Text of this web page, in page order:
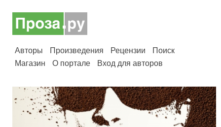
Авторы Произведения Рецензии
Поиск
Магазин
О портале Вход для авторов